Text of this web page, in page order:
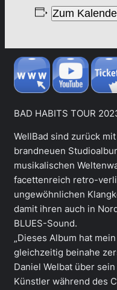
Zum
BAD HABITS TOUR
WellBad sind zurück
brandneuen
musikalischen
facettenreich retro-
ungewöhnlichen
damit ihren auch in
BLUES-Sound.
„Dieses Album hat
gleichzeitig beinahe
Daniel Welbat über
Künstler während des